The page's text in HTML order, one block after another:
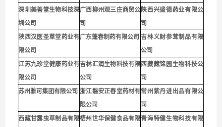
深圳 美善堂生物科技深
圳公司
广西柳州观三庄商贸公
司
陕西兴盛德药业有限公
司
陕西汉医圣草堂药业有
限公司
广东蓬春制药有限公司 吉林义财参茸制品有限
公司
江苏九珍堂健康药业有
限公司
吉林汇润生物科技有限
公司
西藏藏铭园生物科技公
司
苏州雅可集团有限公司 浙江磐安正春堂药材有
限公司
常州紫丹进出品有限公
司
西藏甘露虫草制品有限梧州世华保健食品有限青海特健生物科技有限